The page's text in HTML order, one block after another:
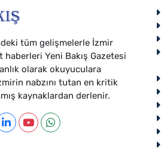
tüm gelişmelerle İzmir
Yeni Bakış Gazetesi
olarak okuyuculara
nabzını tutan en kritik
kaynaklardan derlenir.